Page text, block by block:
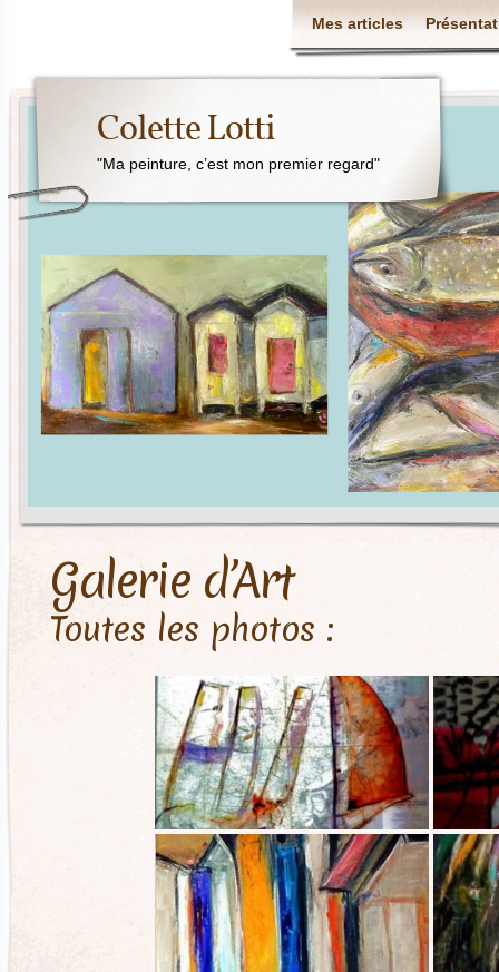
Mes articles
Colette Lotti
"Ma peinture, c’est mon premier regard"
Galerie d’Art
Toutes les photos :